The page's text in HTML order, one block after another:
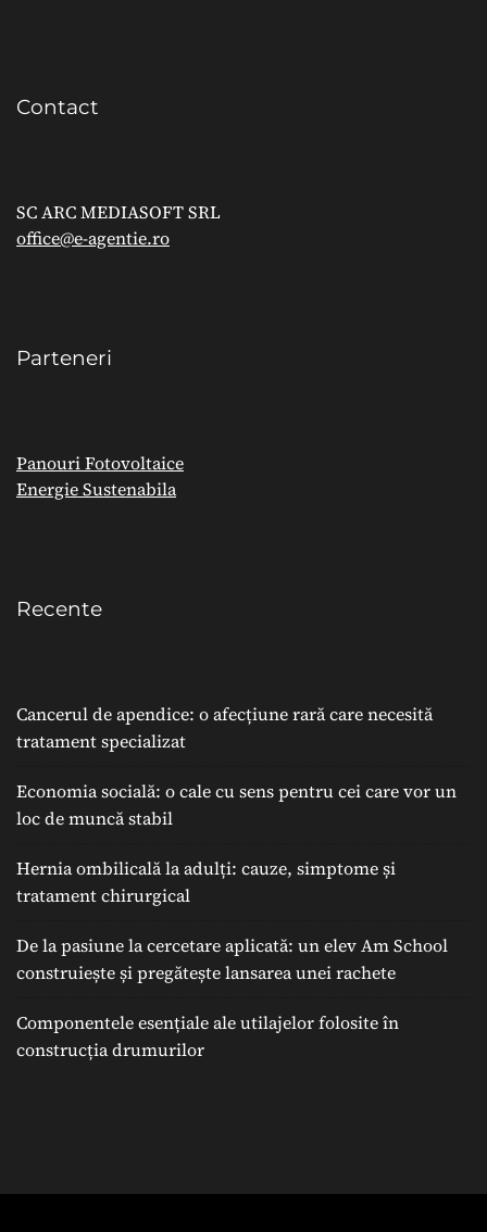
Contact
SC ARC MEDIASOFT SRL
office@e-agentie.ro
Parteneri
Panouri Fotovoltaice
Energie Sustenabila
Recente
Cancerul de apendice: o afecțiune rară care necesită
tratament specializat
Economia socială: o cale cu sens pentru cei care vor un
loc de muncă stabil
Hernia ombilicală la adulți: cauze, simptome și
tratament chirurgical
De la pasiune la cercetare aplicată: un elev Am School
construiește și pregătește lansarea unei rachete
Componentele esențiale ale utilajelor folosite în
construcția drumurilor